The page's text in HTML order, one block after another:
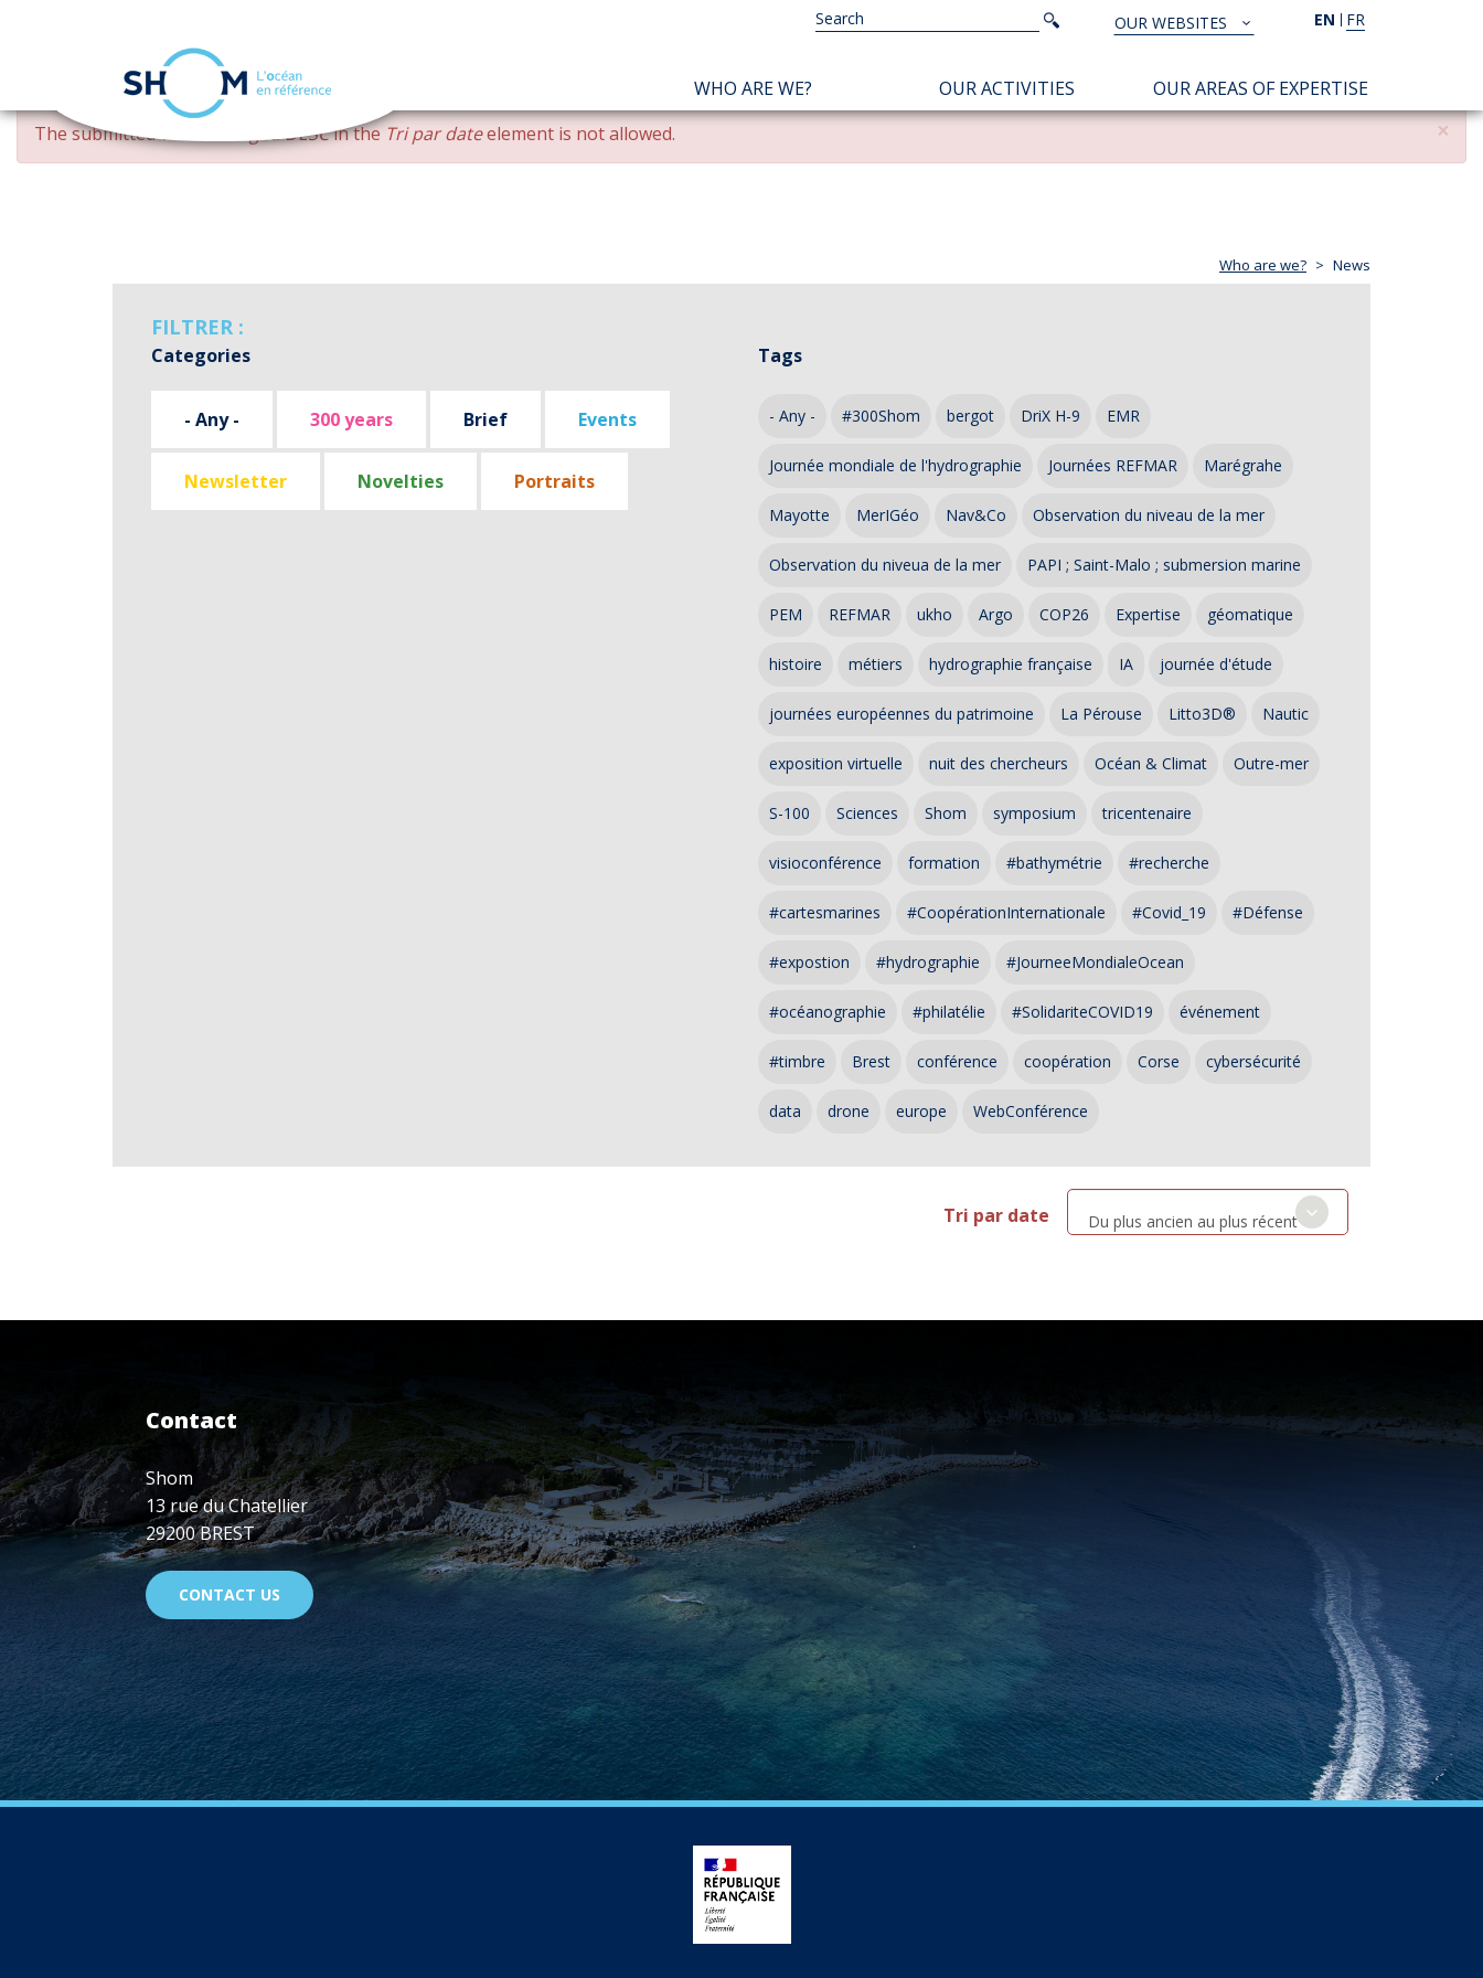
Skip
main
EN FR
TOUS
NOS
SITES
OUR WEBSITES
Search
Search
NAVIGATION
PRINCIPALE
WHO ARE WE? OUR ACTIVITIES OUR AREAS OF EXPERTISE
×
ERROR
MESSAGE
The submitted value changed DESCin theTri par dateelement is not allowed.
Who are we? News
FILTRER :
Categories
- Any - 300 years Brief Events
Newsletter Novelties Portraits
Tags
- Any - #300Shom bergot DriX H-9 EMR
Journée mondiale de l'hydrographie Journées REFMAR Marégrahe
Mayotte MerIGéo Nav&Co Observation du niveau de la mer
Observation du niveua de la mer PAPI ; Saint-Malo ; submersion marine
PEM REFMAR ukho Argo COP26 Expertise géomatique
histoire métiers hydrographie française IA journée d'étude
journées européennes du patrimoine La Pérouse Litto3D® Nautic
exposition virtuelle nuit des chercheurs Océan & Climat Outre-mer
S-100 Sciences Shom symposium tricentenaire
visioconférence formation #bathymétrie #recherche
#cartesmarines #CoopérationInternationale #Covid_19 #Défense
#expostion #hydrographie #JourneeMondialeOcean
#océanographie #philatélie #SolidariteCOVID19 événement
#timbre Brest conférence coopération Corse cybersécurité
data drone europe WebConférence
Tri par date Du plus ancien au plus récent
Contact
Shom
13 rue du Chatellier
29200 BREST
CONTACT US